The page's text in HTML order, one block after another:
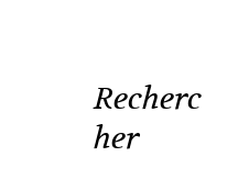
Recherc
her